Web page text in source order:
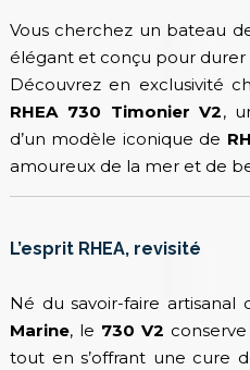
Vous cherchez un bateau
élégant et conçu pour durer
Découvrez en exclusivité
RHEA 730 Timonier V2,
d’un modèle iconique de
amoureux de la mer et de
L’esprit RHEA, revisité
Né du savoir-faire artisanal
Marine, le 730 V2
tout en s’offrant une cure